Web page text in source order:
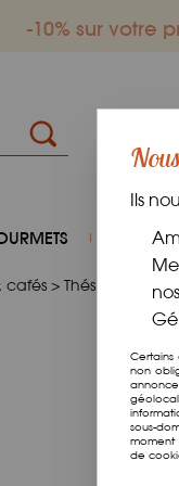
-10% sur votre
COIN
cafés > Thés
Ils
Certains
non
sous-
moment
de